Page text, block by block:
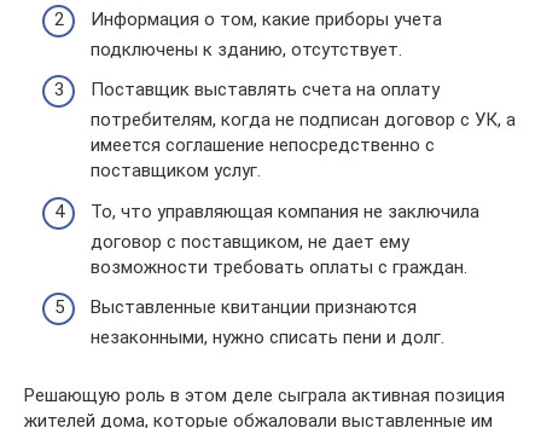
Информация о том, какие приборы учета
подключены к зданию, отсутствует.
Поставщик выставлять счета на оплату
потребителям, когда не подписан договор с УК, а
имеется соглашение непосредственно с
поставщиком услуг.
То, что управляющая компания не заключила
договор с поставщиком, не дает ему
возможности требовать оплаты с граждан.
Выставленные квитанции признаются
незаконными, нужно списать пени и долг.
Решающую роль в этом деле сыграла активная позиция
жителей дома, которые обжаловали выставленные им